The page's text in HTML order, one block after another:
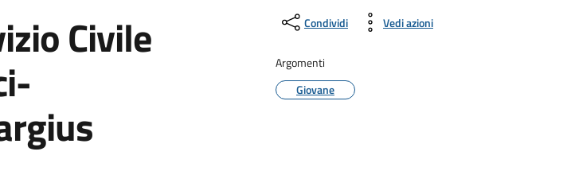
Civile Condividi Vedi azioni
Argomenti
Giovane